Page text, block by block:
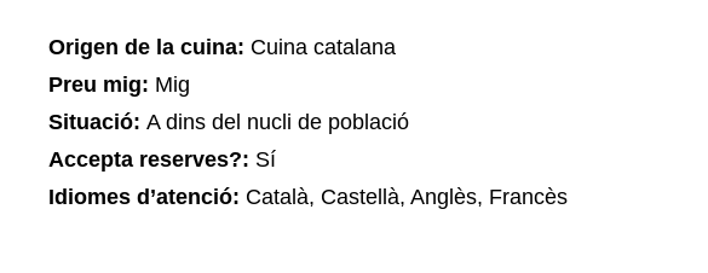
Origen de la cuina: Cuina catalana
Preu mig: Mig
Situació: A dins del nucli de població
Accepta reserves?: Sí
Idiomes d’atenció: Català, Castellà, Anglès, Francès